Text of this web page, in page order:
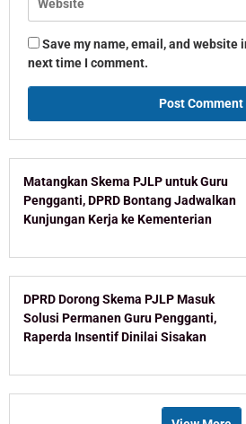
Save my name, email, and website
next time I comment.
Matangkan Skema PJLP untuk Guru
Pengganti, DPRD Bontang Jadwalkan
Kunjungan Kerja ke Kementerian
DPRD Dorong Skema PJLP Masuk
Solusi Permanen Guru Pengganti,
Raperda Insentif Dinilai Sisakan